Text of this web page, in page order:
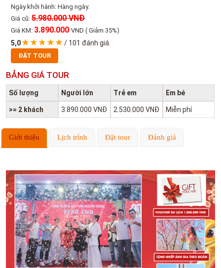
Ngày khởi hành: Hàng ngày.
Giá cũ:5.980.000 VNĐ
Giá KM: 3.890.000VND ( Giảm 35%)
5,0 / 101 đánh giá.
ĐẶT TOUR
BẢNG GIÁ TOUR
Số lượng Người lớn Trẻ em Em bé
>= 2 khách 3.890.000 VNĐ 2.530.000 VNĐ Miễn phí
Giới thiệu Lịch trình Đặt tour Đánh giá